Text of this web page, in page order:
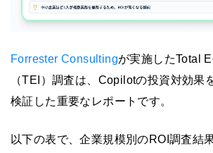
Forrester Consultingが実施したTotal
（TEI）調査は、Copilotの投資対効果
検証した重要なレポートです。
以下の表で、企業規模別のROI調査結